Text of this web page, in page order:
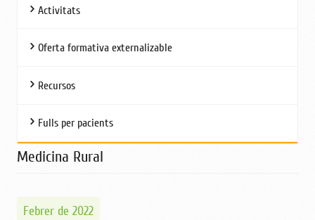
Activitats
Oferta formativa externalizable
Recursos
Fulls per pacients
Medicina Rural
Febrer de 2022